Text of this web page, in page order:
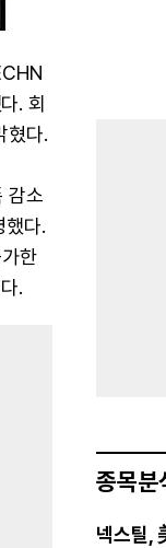
. 회
혔다.
감소
했다.
한
.
종목분
넥스틸,